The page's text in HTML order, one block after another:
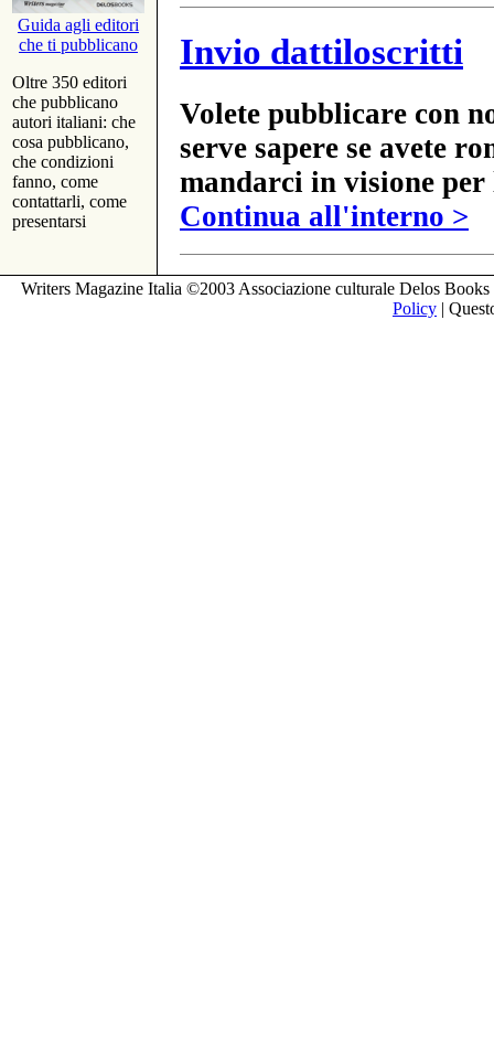
Guida agli editori
che ti pubblicano
Oltre 350 editori
che pubblicano
autori italiani: che
cosa pubblicano,
che condizioni
fanno, come
contattarli, come
presentarsi
Invio dattiloscritti
Volete pubblicare con
serve sapere se avete
mandarci in visione
Continua all'interno >
Writers Magazine Italia ©2003 Associazione culturale Delos
Policy |